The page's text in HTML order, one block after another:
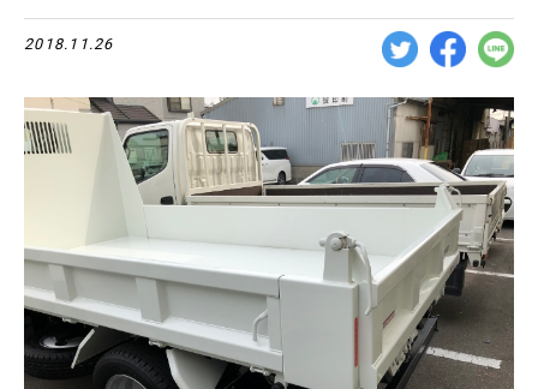
2018.11.26